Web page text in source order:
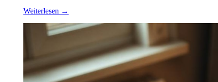
Weiterlesen →